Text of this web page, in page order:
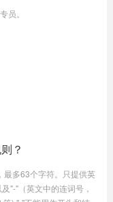
员。
？
最多63个字符。只提供英
"-"（英文中的连词号，